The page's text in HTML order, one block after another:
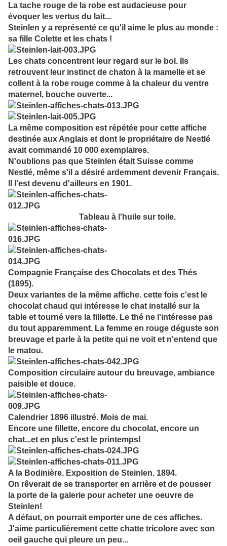
La tache rouge de la robe est audacieuse pour
évoquer les vertus du lait...
Steinlen y a représenté ce qu'il aime le plus au monde :
sa fille Colette et les chats !
Les chats concentrent leur regard sur le bol. Ils
retrouvent leur instinct de chaton à la mamelle et se
collent à la robe rouge comme à la chaleur du ventre
maternel, bouche ouverte...
La même composition est répétée pour cette affiche
destinée aux Anglais et dont le propriétaire de Nestlé
avait commandé 10 000 exemplaires.
N'oublions pas que Steinlen était Suisse comme
Nestlé, même s'il a désiré ardemment devenir Français.
Il l'est devenu d'ailleurs en 1901.
Tableau à l'huile sur toile.
Compagnie Française des Chocolats et des Thés
(1895).
Deux variantes de la même affiche. cette fois c'est le
chocolat chaud qui intéresse le chat installé sur la
table et tourné vers la fillette. Le thé ne l'intéresse pas
du tout apparemment. La femme en rouge déguste son
breuvage et parle à la petite qui ne voit et n'entend que
le matou.
Composition circulaire autour du breuvage, ambiance
paisible et douce.
Calendrier 1896 illustré. Mois de mai.
Encore une fillette, encore du chocolat, encore un
chat...et en plus c'est le printemps!
A la Bodinière. Exposition de Steinlen. 1894.
On rêverait de se transporter en arrière et de pousser
la porte de la galerie pour acheter une oeuvre de
Steinlen!
A défaut, on pourrait emporter une de ces affiches.
J'aime particulièrement cette chatte tricolore avec son
oeil gauche qui pleure un peu...